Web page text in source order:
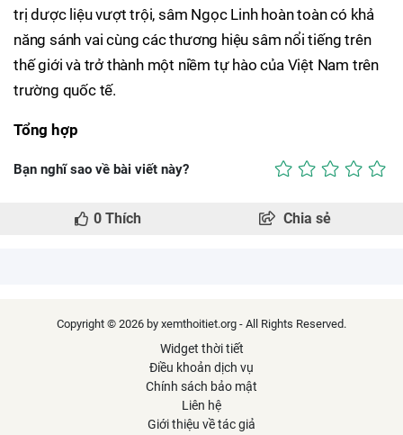
trị dược liệu vượt trội, sâm Ngọc Linh hoàn toàn có khả
năng sánh vai cùng các thương hiệu sâm nổi tiếng trên
thế giới và trở thành một niềm tự hào của Việt Nam trên
trường quốc tế.
Tổng hợp
Bạn nghĩ sao về bài viết này?
0 Thích Chia sẻ
Copyright © 2026 by xemthoitiet.org - All Rights Reserved.
Widget thời tiết
Điều khoản dịch vụ
Chính sách bảo mật
Liên hệ
Giới thiệu về tác giả